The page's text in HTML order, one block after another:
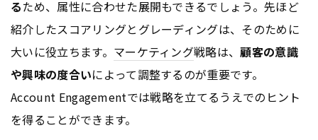
るため、属性に合わせた展開もできるでしょう。先ほど
紹介したスコアリングとグレーディングは、そのために
大いに役立ちます。 マーケティング戦略は、顧客の意識
や興味の度合いによって調整するのが重要です。
Account Engagementでは戦略を立てるうえでのヒント
を得ることができます。